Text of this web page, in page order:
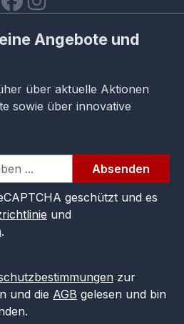
Angebote und
über aktuelle Aktionen
sowie über innovative
Absenden
geschützt und es
und
.
zur
und die AGB gelesen und bin